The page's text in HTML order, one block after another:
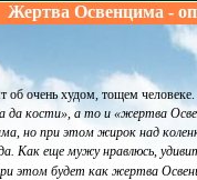
Жертва Освенцима -
об очень худом, тощем человеке.
кости», а то и «жертва
но при этом жирок над
Как еще мужу нравлюсь,
этом будет как жертва